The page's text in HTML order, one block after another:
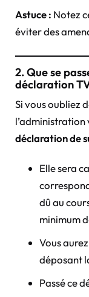
Astuce : Notez
éviter des
2. Que se
déclaration
Si vous oubliez
l’administration
déclaration de
Elle sera
dû au
minimum
Vous aurez
déposant
Passé ce